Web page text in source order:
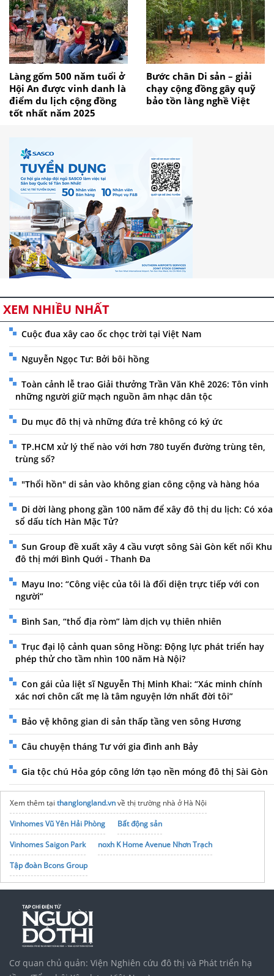
Làng gốm 500 năm tuổi ở
Hội An được vinh danh là
điểm du lịch cộng đồng
tốt nhất năm 2025
Bước chân Di sản – giải
chạy cộng đồng gây quỹ
bảo tồn làng nghề Việt
XEM NHIỀU NHẤT
Cuộc đua xây cao ốc chọc trời tại Việt Nam
Nguyễn Ngọc Tư: Bởi bôi hồng
Toàn cảnh lễ trao Giải thưởng Trần Văn Khê 2026: Tôn vinh
những người giữ mạch nguồn âm nhạc dân tộc
Du mục đô thị và những đứa trẻ không có ký ức
TP.HCM xử lý thế nào với hơn 780 tuyến đường trùng tên,
trùng số?
"Thổi hồn" di sản vào không gian công cộng và hàng hóa
Di dời làng phong gần 100 năm để xây đô thị du lịch: Có xóa
sổ dấu tích Hàn Mặc Tử?
Sun Group đề xuất xây 4 cầu vượt sông Sài Gòn kết nối Khu
đô thị mới Bình Quới - Thanh Đa
Mayu Ino: “Công việc của tôi là đối diện trực tiếp với con
người”
Bình San, “thổ địa ròm” làm dịch vụ thiên nhiên
Trục đại lộ cảnh quan sông Hồng: Động lực phát triển hay
phép thử cho tầm nhìn 100 năm Hà Nội?
Con gái của liệt sĩ Nguyễn Thị Minh Khai: “Xác minh chính
xác nơi chôn cất mẹ là tâm nguyện lớn nhất đời tôi”
Bảo vệ không gian di sản thấp tầng ven sông Hương
Câu chuyện tháng Tư với gia đình anh Bảy
Gia tộc chú Hỏa góp công lớn tạo nền móng đô thị Sài Gòn
Xem thêm tại thanglongland.vnvề thị trường nhà ở Hà Nội
Vinhomes Vũ Yên Hải Phòng
Bất động sản
Vinhomes Saigon Park
noxh K Home Avenue Nhơn Trạch
Tập đoàn Bcons Group
Cơ quan chủ quản: Viện Nghiên cứu đô thị và Phát triển hạ